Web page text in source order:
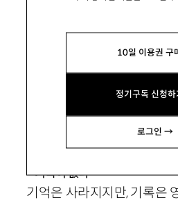
10일 이용권
정기구독 신청
로그인 →
咸燉均
문학평론가. 저서로 『얼굴 없
기록이 없다
기억은 사라지지만, 기록은